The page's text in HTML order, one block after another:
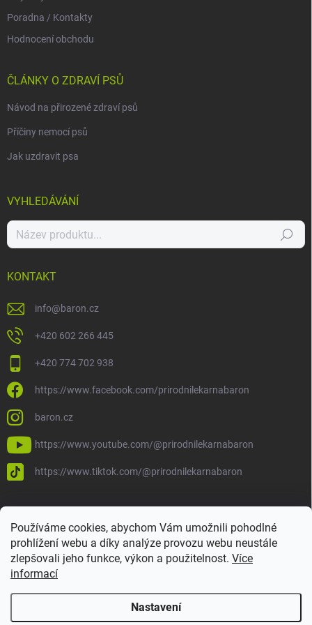
Používáme cookies, abychom Vám umožnili pohodlné
prohlížení webu a díky analýze provozu webu neustále
zlepšovali jeho funkce, výkon a použitelnost. Více
informací
Nastavení
Poradna / Kontakty
Hodnocení obchodu
ČLÁNKY O ZDRAVÍ PSŮ
Návod na přirozené zdraví psů
Příčiny nemocí psů
Jak uzdravit psa
VYHLEDÁVÁNÍ
Hledat
KONTAKT
info@baron.cz
+420 602 266 445
+420 774 702 938
https://www.facebook.com/prirodnilekarnabaron
baron.cz
https://www.youtube.com/@prirodnilekarnabaron
https://www.tiktok.com/@prirodnilekarnabaron
. Všechna práva vyhrazena.